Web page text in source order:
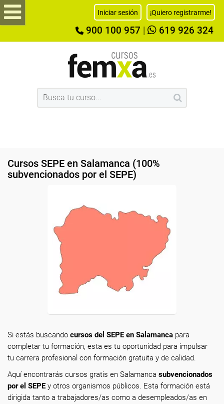
Iniciar sesión ¡Quiero registrarme!
900 100 957 619 926 324
Cursos SEPE en Salamanca (100%
subvencionados por el SEPE)
Si estás buscando cursos del SEPE en Salamanca para
completar tu formación, esta es tu oportunidad para impulsar
tu carrera profesional con formación gratuita y de calidad.
Aquí encontrarás cursos gratis en Salamanca subvencionados
por el SEPEy otros organismos públicos. Esta formación está
dirigida tanto a trabajadores/as como a desempleados/as en